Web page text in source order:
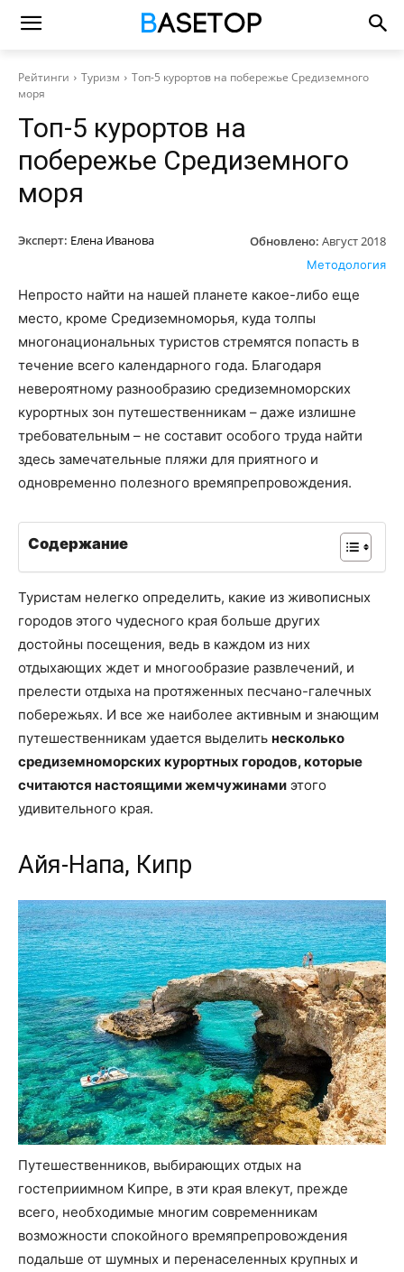
Рейтинги Туризм
Топ-5 курортов на побережье Средиземного
моря
Топ-5 курортов на
побережье Средиземного
моря
Эксперт: Елена Иванова Обновлено: Август 2018
Методология
Непросто найти на нашей планете какое-либо еще
место, кроме Средиземноморья, куда толпы
многонациональных туристов стремятся попасть в
течение всего календарного года. Благодаря
невероятному разнообразию средиземноморских
курортных зон путешественникам – даже излишне
требовательным – не составит особого труда найти
здесь замечательные пляжи для приятного и
одновременно полезного времяпрепровождения.
Содержание
Туристам нелегко определить, какие из живописных
городов этого чудесного края больше других
достойны посещения, ведь в каждом из них
отдыхающих ждет и многообразие развлечений, и
прелести отдыха на протяженных песчано-галечных
побережьях. И все же наиболее активным и знающим
путешественникам удается выделить несколько
средиземноморских курортных городов, которые
считаются настоящими жемчужинами этого
удивительного края.
Айя-Напа, Кипр
Путешественников, выбирающих отдых на
гостеприимном Кипре, в эти края влекут, прежде
всего, необходимые многим современникам
возможности спокойного времяпрепровождения
подальше от шумных и перенаселенных крупных и